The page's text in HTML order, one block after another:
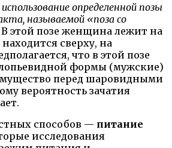
определенной позы
называемой «поза со
В этой позе женщина лежит на
сверху, на
что в этой позе
формы (мужские)
перед шаровидными
вероятность зачатия
способов — питание
исследования